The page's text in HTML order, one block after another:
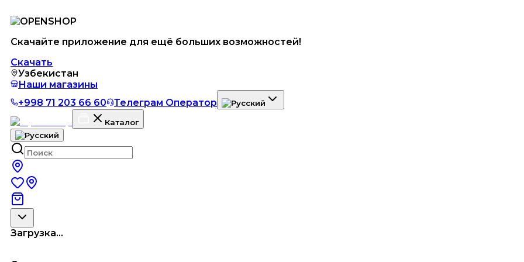
Скачайте приложение для ещё больших возможностей!
Скачать
Узбекистан
Наши магазины
+998 71 203 66 60
Телеграм Оператор
Каталог
Загрузка...